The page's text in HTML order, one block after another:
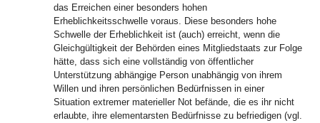
das Erreichen einer besonders hohen
Erheblichkeitsschwelle voraus. Diese besonders hohe
Schwelle der Erheblichkeit ist (auch) erreicht, wenn die
Gleichgültigkeit der Behörden eines Mitgliedstaats zur Folge
hätte, dass sich eine vollständig von öffentlicher
Unterstützung abhängige Person unabhängig von ihrem
Willen und ihren persönlichen Bedürfnissen in einer
Situation extremer materieller Not befände, die es ihr nicht
erlaubte, ihre elementarsten Bedürfnisse zu befriedigen (vgl.